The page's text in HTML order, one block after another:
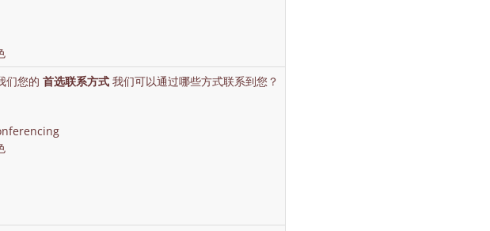
们您的 首选联系方式我们可以通过哪些方式联系到您？